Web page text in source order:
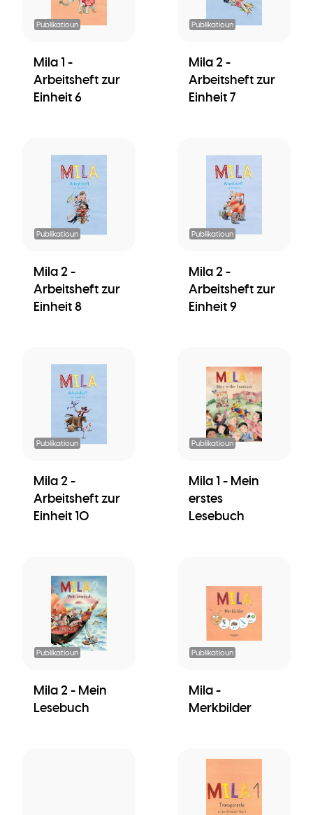
Publikatioun
Mila 1 -
Arbeitsheft zur
Einheit 6
Publikatioun
Mila 2 -
Arbeitsheft zur
Einheit 7
Publikatioun
Mila 2 -
Arbeitsheft zur
Einheit 8
Publikatioun
Mila 2 -
Arbeitsheft zur
Einheit 9
Publikatioun
Mila 2 -
Arbeitsheft zur
Einheit 10
Publikatioun
Mila 1 - Mein
erstes
Lesebuch
Publikatioun
Mila 2 - Mein
Lesebuch
Publikatioun
Mila -
Merkbilder